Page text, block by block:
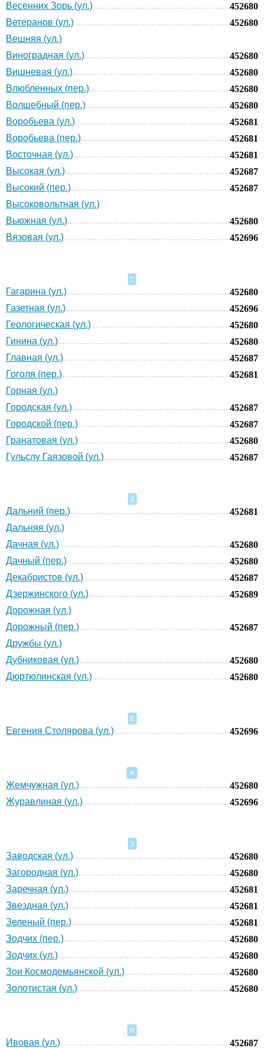
Весенних Зорь (ул.)
452680
Ветеранов (ул.)
452680
Вешняя (ул.)
Виноградная (ул.)
452680
Вишневая (ул.)
452680
Влюбленных (пер.)
452680
Волшебный (пер.)
452680
Воробьева (ул.)
452681
Воробьева (пер.)
452681
Восточная (ул.)
452681
Высокая (ул.)
452687
Высокий (пер.)
452687
Высоковольтная (ул.)
Вьюжная (ул.)
452680
Вязовая (ул.)
452696
Г
Гагарина (ул.)
452680
Газетная (ул.)
452696
Геологическая (ул.)
452680
Гинина (ул.)
452680
Главная (ул.)
452687
Гоголя (пер.)
452681
Горная (ул.)
Городская (ул.)
452687
Городской (пер.)
452687
Гранатовая (ул.)
452680
Гульслу Гаязовой (ул.)
452687
Д
Дальний (пер.)
452681
Дальняя (ул.)
Дачная (ул.)
452680
Дачный (пер.)
452680
Декабристов (ул.)
452687
Дзержинского (ул.)
452689
Дорожная (ул.)
Дорожный (пер.)
452687
Дружбы (ул.)
Дубниковая (ул.)
452680
Дюртюлинская (ул.)
452680
Е
Евгения Столярова (ул.) 452696
Ж
Жемчужная (ул.)
452680
Журавлиная (ул.)
452696
З
Заводская (ул.)
452680
Загородная (ул.)
452680
Заречная (ул.)
452681
Звездная (ул.)
452681
Зеленый (пер.)
452681
Зодчих (пер.)
452680
Зодчих (ул.)
452680
Зои Космодемьянской (ул.)
452680
Золотистая (ул.)
452680
И
Ивовая (ул.) 452687